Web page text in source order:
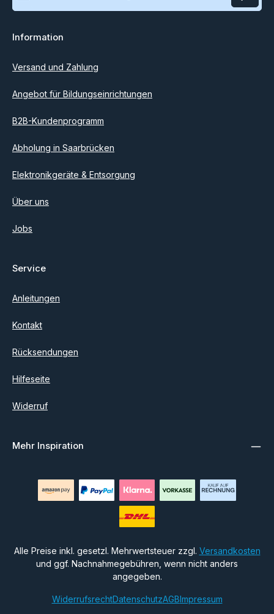
Ich habe dieDatenschutzbestimmungen
einverstanden.
Information
Versand und Zahlung
Angebot für Bildungseinrichtungen
B2B-Kundenprogramm
Abholung in Saarbrücken
Elektronikgeräte & Entsorgung
Über uns
Jobs
Service
Anleitungen
Kontakt
Rücksendungen
Hilfeseite
Widerruf
Mehr Inspiration
Alle Preise inkl. gesetzl. Mehrwertsteuer zzgl. Versandkosten
und ggf. Nachnahmegebühren, wenn nicht anders
angegeben.
WiderrufsrechtDatenschutzAGBImpressum